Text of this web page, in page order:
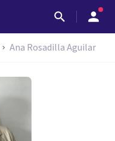
Ana Rosadilla Aguilar